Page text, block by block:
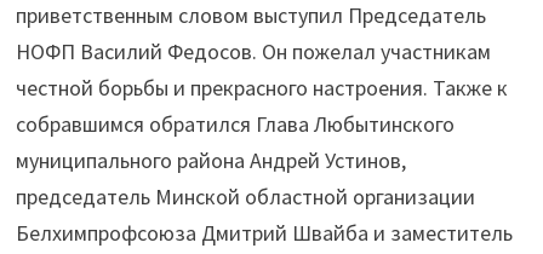
приветственным словом выступил Председатель
НОФП Василий Федосов. Он пожелал участникам
честной борьбы и прекрасного настроения. Также к
собравшимся обратился Глава Любытинского
муниципального района Андрей Устинов,
председатель Минской областной организации
Белхимпрофсоюза Дмитрий Швайба и заместитель